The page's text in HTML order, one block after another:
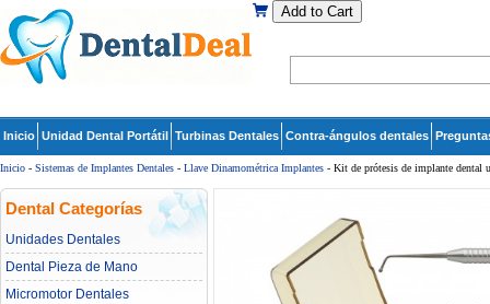
Add to Cart
Inicio Unidad Dental Portátil Turbinas Dentales Contra-ángulos dentales
Inicio - Sistemas de Implantes Dentales - Llave Dinamométrica Implantes - Kit de prótesis de implante dental
Dental Categorías
Unidades Dentales
Dental Pieza de Mano
Micromotor Dentales